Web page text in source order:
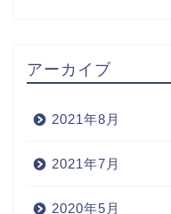
アーカイブ
2021年8月
2021年7月
2020年5月